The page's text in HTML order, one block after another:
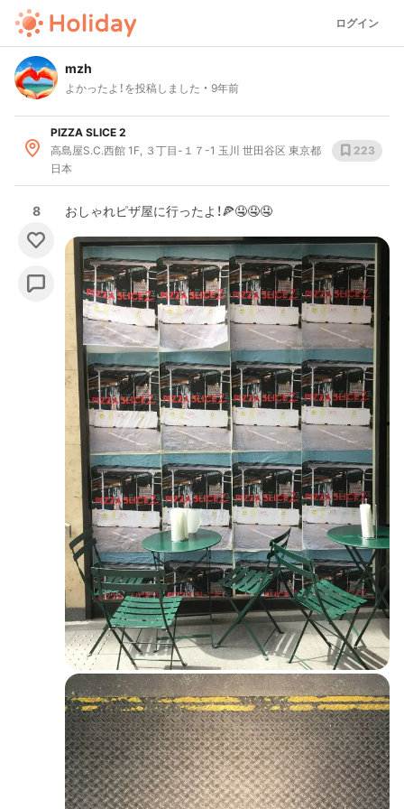
ログイン
mzh
よかったよ！を投稿しました 9年前
PIZZA SLICE 2
高島屋S.C.西館 1F, ３丁目-１７-1 玉川 世田谷区 東京都
日本
223
8 おしゃれピザ屋に行ったよ！🍕🤤🤤🤤